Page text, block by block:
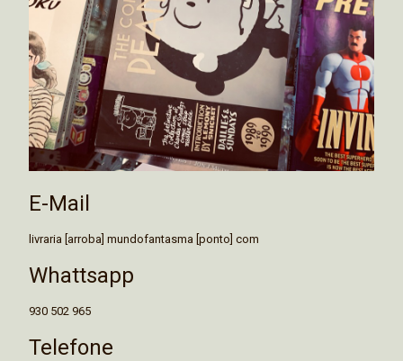
E-Mail
livraria [arroba] mundofantasma [ponto] com
Whattsapp
930 502 965
Telefone